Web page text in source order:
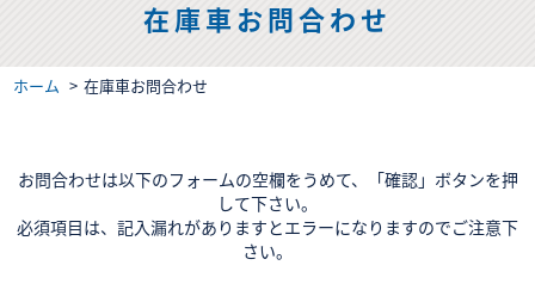
在庫車お問合わせ
ホーム 在庫車お問合わせ
お問合わせは以下のフォームの空欄をうめて、「確認」ボタンを押
して下さい。
必須項目は、記入漏れがありますとエラーになりますのでご注意下
さい。